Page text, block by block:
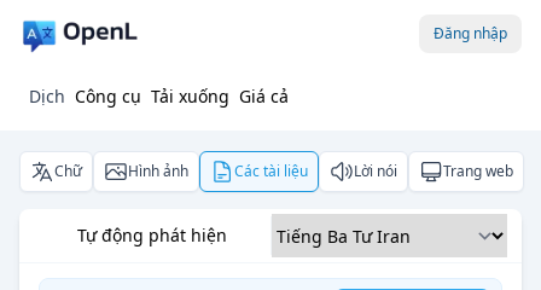
Đăng nhập
Dịch Công cụ Tải xuống Giá cả
Chữ Hình ảnh Các tài liệu Lời nói Trang web
Tự động phát hiện